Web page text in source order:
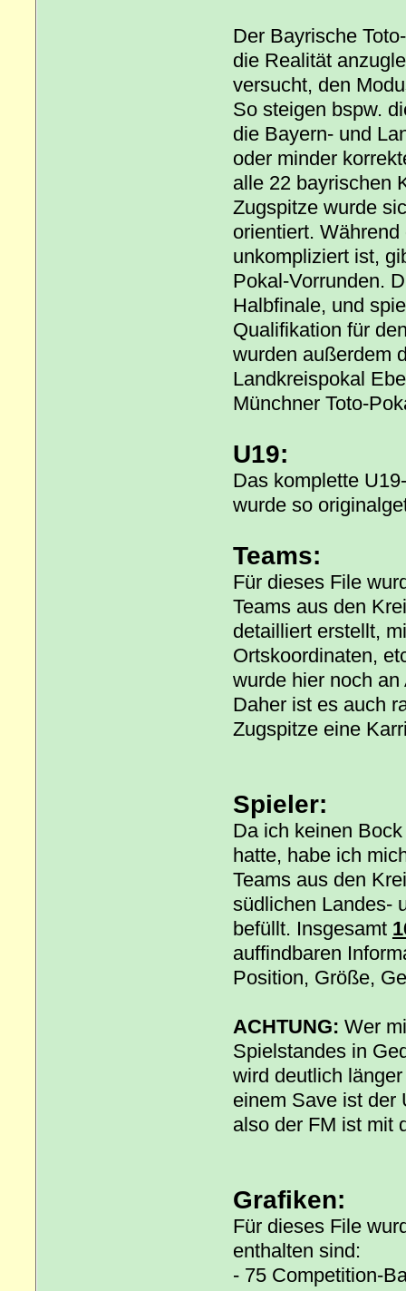
Der Bayrische
die Realität
versucht, den
So steigen bspw.
die Bayern- und
oder minder
alle 22 bayrischen
Zugspitze wurde
orientiert.
unkompliziert ist,
Pokal-Vorrunden.
Halbfinale, und
Qualifikation für
wurden außerdem
Landkreispokal
Münchner Toto-
U19:
Das komplette
wurde so
Teams:
Für dieses File
Teams aus den
detailliert erstellt,
Ortskoordinaten,
wurde hier noch
Daher ist es auch
Zugspitze eine
Spieler:
Da ich keinen
hatte, habe ich
Teams aus den
südlichen Landes-
befüllt. Insgesamt
auffindbaren
Position, Größe,
ACHTUNG: Wer
Spielstandes in
wird deutlich
einem Save ist der
also der FM ist mit
Grafiken:
Für dieses File
enthalten sind:
- 75 Competition-